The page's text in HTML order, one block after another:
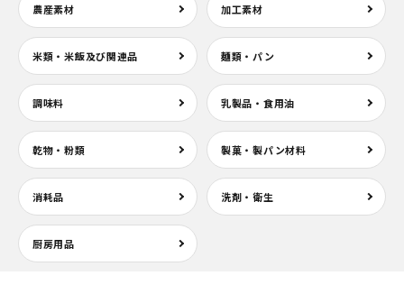
農産素材 加工素材
米類・米飯及び関連品 麺類・パン
調味料 乳製品・食用油
乾物・粉類 製菓・製パン材料
消耗品 洗剤・衛生
厨房用品